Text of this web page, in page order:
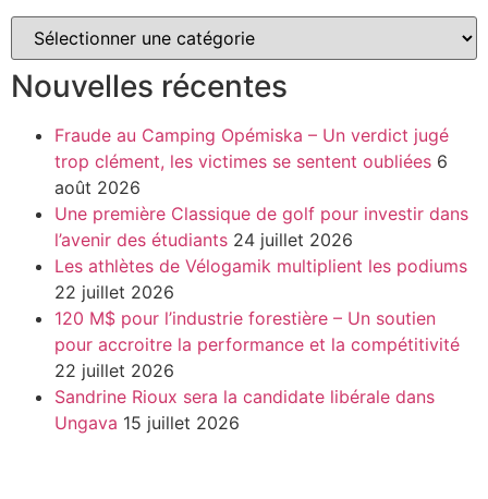
Nouvelles récentes
Fraude au Camping Opémiska – Un verdict jugé
trop clément, les victimes se sentent oubliées 6
août 2026
Une première Classique de golf pour investir dans
l’avenir des étudiants 24 juillet 2026
Les athlètes de Vélogamik multiplient les podiums
22 juillet 2026
120 M$ pour l’industrie forestière – Un soutien
pour accroitre la performance et la compétitivité
22 juillet 2026
Sandrine Rioux sera la candidate libérale dans
Ungava 15 juillet 2026